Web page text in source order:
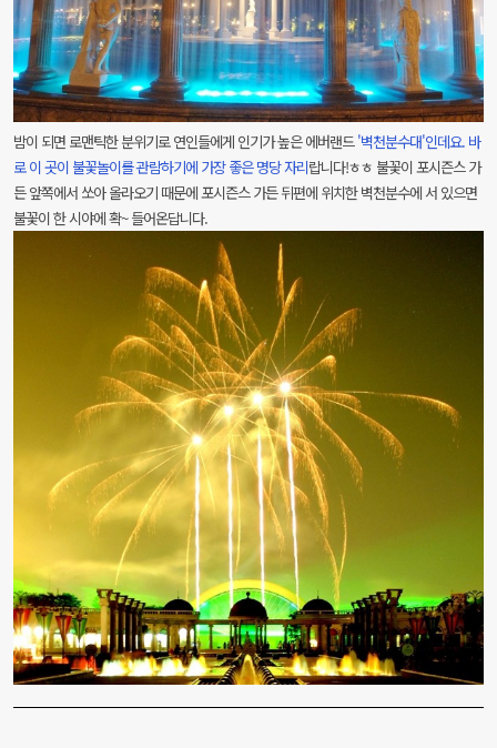
밤이 되면 로맨틱한 분위기로 연인들에게 인기가 높은 에버랜드'벽천분수대'인데요. 바
로 이 곳이 불꽃놀이를 관람하기에 가장 좋은 명당 자리랍니다!ㅎㅎ 불꽃이 포시즌스 가
든 앞쪽에서 쏘아 올라오기 때문에 포시즌스 가든 뒤편에 위치한 벽천분수에 서 있으면
불꽃이 한 시야에 확~ 들어온답니다.